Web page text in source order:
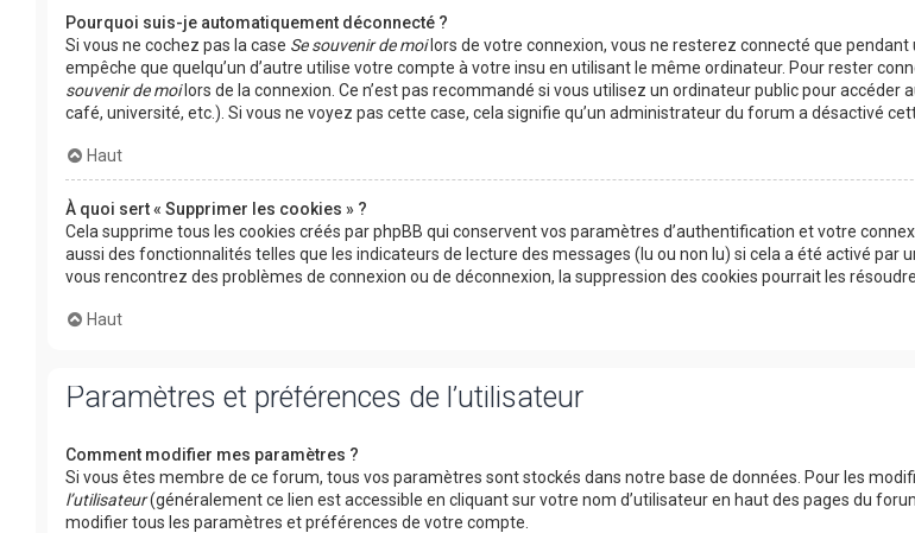
Pourquoi suis-je automatiquement déconnecté ?
Si vous ne cochez pas la case Se souvenir de moilors de votre connexion, vous ne resterez connecté que pendant
empêche que quelqu’un d’autre utilise votre compte à votre insu en utilisant le même ordinateur. Pour rester
souvenir de moilors de la connexion. Ce n’est pas recommandé si vous utilisez un ordinateur public pour accéder
café, université, etc.). Si vous ne voyez pas cette case, cela signifie qu’un administrateur du forum a désactivé
Haut
À quoi sert « Supprimer les cookies » ?
Cela supprime tous les cookies créés par phpBB qui conservent vos paramètres d’authentification et votre
aussi des fonctionnalités telles que les indicateurs de lecture des messages (lu ou non lu) si cela a été activé par
vous rencontrez des problèmes de connexion ou de déconnexion, la suppression des cookies pourrait les résoudre.
Haut
Paramètres et préférences de l’utilisateur
Comment modifier mes paramètres ?
Si vous êtes membre de ce forum, tous vos paramètres sont stockés dans notre base de données. Pour les
l’utilisateur(généralement ce lien est accessible en cliquant sur votre nom d’utilisateur en haut des pages du
modifier tous les paramètres et préférences de votre compte.